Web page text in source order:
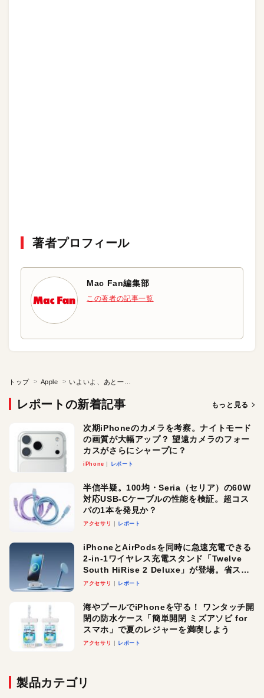
著者プロフィール
Mac Fan編集部
この著者の記事一覧
トップ Apple
レポートの新着記事 もっと見る
次期iPhoneのカメラを考察。ナイトモード
の画質が大幅アップ？ 望遠カメラのフォー
カスがさらにシャープに？
iPhone レポート
半信半疑。100均・Seria（セリア）の60W
対応USB-Cケーブルの性能を検証。超コス
パの1本を発見か？
アクセサリ レポート
iPhoneとAirPodsを同時に急速充電できる
2-in-1ワイヤレス充電スタンド「Twelve
South HiRise 2 Deluxe」が登場。省スペ
ースでおしゃれに充電したい人にオスス
アクセサリ レポート
海やプールでiPhoneを守る！ ワンタッチ開
閉の防水ケース「簡単開閉 ミズアソビ for
スマホ」で夏のレジャーを満喫しよう
アクセサリ レポート
製品カテゴリ